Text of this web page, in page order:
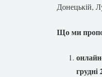
Донецькій,
Що ми
грудні